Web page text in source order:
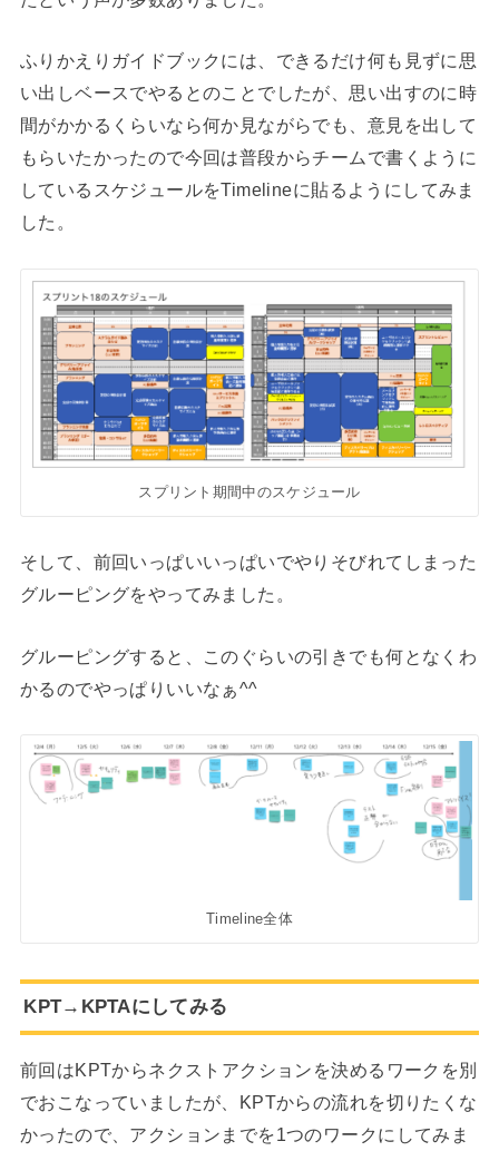
ふりかえりガイドブックには、できるだけ何も見ずに思
い出しベースでやるとのことでしたが、思い出すのに時
間がかかるくらいなら何か見ながらでも、意見を出して
もらいたかったので今回は普段からチームで書くように
しているスケジュールをTimelineに貼るようにしてみま
した。
スプリント期間中のスケジュール
そして、前回いっぱいいっぱいでやりそびれてしまった
グルーピングをやってみました。
グルーピングすると、このぐらいの引きでも何となくわ
かるのでやっぱりいいなぁ^^
Timeline全体
KPT→KPTAにしてみる
前回はKPTからネクストアクションを決めるワークを別
でおこなっていましたが、KPTからの流れを切りたくな
かったので、アクションまでを1つのワークにしてみま